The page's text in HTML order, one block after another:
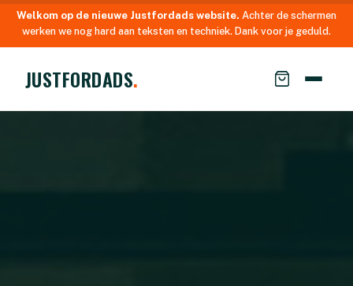
Welkom op de nieuwe Justfordads website. Achter de schermen
werken we nog hard aan teksten en techniek. Dank voor je geduld.
JUSTFORDADS.